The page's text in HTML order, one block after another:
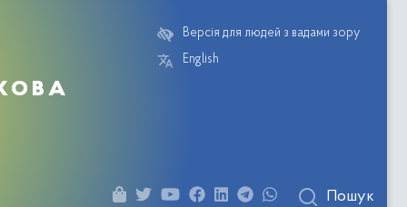
Версія для людей з вадами зору
English
Пошук